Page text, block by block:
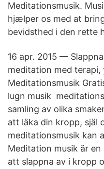
Meditationsmusik.
hjælper os med at
bevidsthed i den rette
16 apr. 2015 —
meditation med terapi,
Meditationsmusik
lugn musik
samling av olika
att läka din kropp, själ
meditationsmusik kan
Meditation musik är
att slappna av i kropp